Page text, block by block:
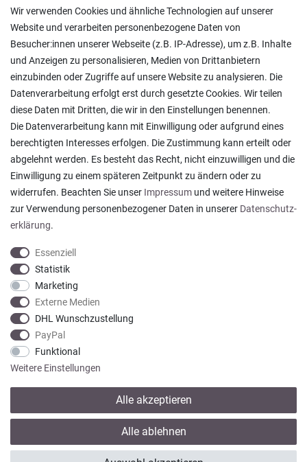
Versand und Zahlung
Rücksendungen
Lieferung in die Schweiz
Pflegesymbole
Lagerverkauf
Ratgeber & News
Ein einfach toller Service - prompte Lieferung und
sogar mit Pflegehinweis!
Datum der Veröffentlichung: 05.08.2026
Datum der Kauferfahrung: 29.07.2026
922 Bewertungen
Wir verwenden Cookies und ähnliche Technologien auf unserer
Website und verarbeiten personenbezogene Daten von
Besucher:innen unserer Webseite (z.B. IP-Adresse), um z.B. Inhalte
und Anzeigen zu personalisieren, Medien von Drittanbietern
einzubinden oder Zugriffe auf unsere Website zu analysieren. Die
Datenverarbeitung erfolgt erst durch gesetzte Cookies. Wir teilen
diese Daten mit Dritten, die wir in den Einstellungen benennen.
Die Datenverarbeitung kann mit Einwilligung oder aufgrund eines
berechtigten Interesses erfolgen. Die Zustimmung kann erteilt oder
abgelehnt werden. Es besteht das Recht, nicht einzuwilligen und die
Einwilligung zu einem späteren Zeitpunkt zu ändern oder zu
widerrufen. Beachten Sie unser Impressum und weitere Hinweise
zur Verwendung personenbezogener Daten in unserer Daten­schutz­
erklärung.
Essenziell
Statistik
Marketing
Externe Medien
DHL Wunschzustellung
PayPal
Funktional
Weitere Einstellungen
Alle akzeptieren
Alle ablehnen
* Alle Preise verstehen sich inkl. gesetzl. MwSt. zzgl.
© copyright 2013-2026 Wohntextilien4You GmbH / Alle Rechte vorbehalten /